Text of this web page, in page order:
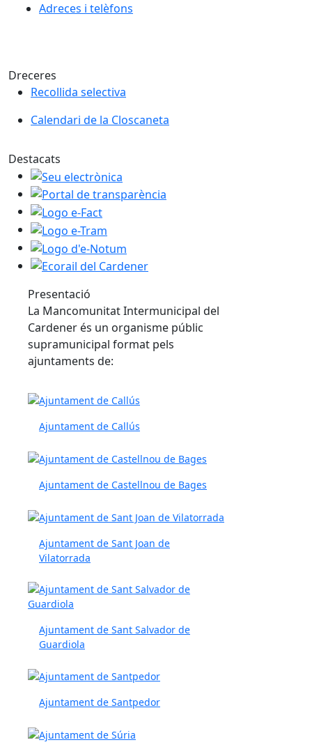
Adreces i telèfons
Dreceres
Recollida selectiva
Calendari de la Closcaneta
Destacats
Presentació
La Mancomunitat Intermunicipal del
Cardener és un organisme públic
supramunicipal format pels
ajuntaments de:
Ajuntament de Callús
Ajuntament de Castellnou de Bages
Ajuntament de Sant Joan de
Vilatorrada
Ajuntament de Sant Salvador de
Guardiola
Ajuntament de Santpedor